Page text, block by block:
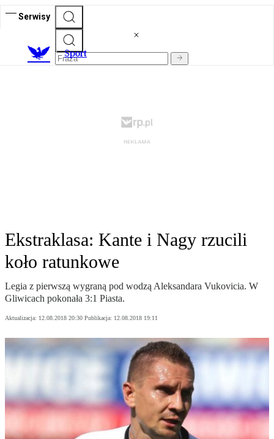
Serwisy
Sport
Ekstraklasa: Kante i Nagy rzucili
koło ratunkowe
Legia z pierwszą wygraną pod wodzą Aleksandara Vukovicia. W
Gliwicach pokonała 3:1 Piasta.
Aktualizacja: 12.08.2018 20:30 Publikacja: 12.08.2018 19:11